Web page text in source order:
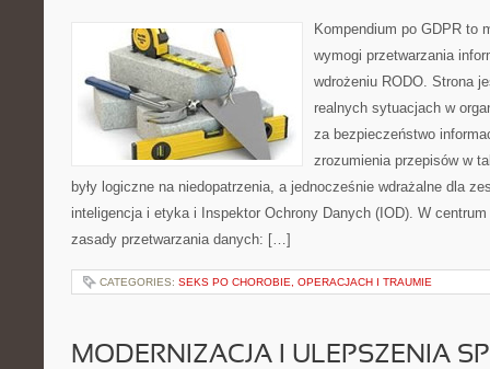
Kompendium po GDPR to
wymogi przetwarzania
wdrożeniu RODO. Strona
realnych sytuacjach w
za bezpieczeństwo
zrozumienia przepisów w
były logiczne na niedopatrzenia, a jednocześnie wdrażalne dla
inteligencja i etyka i Inspektor Ochrony Danych (IOD). W
zasady przetwarzania danych: […]
CATEGORIES: SEKS PO CHOROBIE, OPERACJACH I TRAUMIE
MODERNIZACJA I ULEPSZENIA